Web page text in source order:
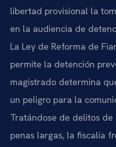
libertad provisional la
en la audiencia de
La Ley de Reforma de
permite la detención
magistrado determina
un peligro para la
Tratándose de delitos
penas largas, la fiscalía